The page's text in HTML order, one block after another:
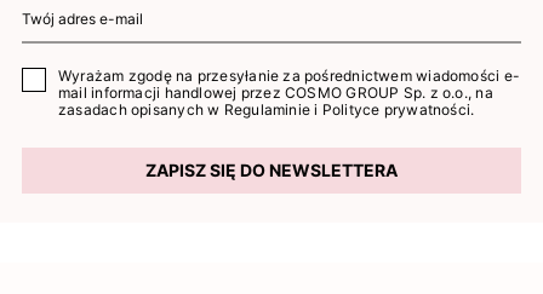
Wyrażam zgodę na przesyłanie za pośrednictwem wiadomości e-
mail informacji handlowej przez COSMO GROUP Sp. z o.o., na
zasadach opisanych w Regulaminie i Polityce prywatności.
ZAPISZ SIĘ DO NEWSLETTERA